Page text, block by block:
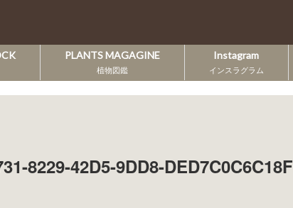
PLANTS MAGAGINE
植物図鑑
Instagram
インスラグラム
8229-42D5-9DD8-DED7C0C6C18F